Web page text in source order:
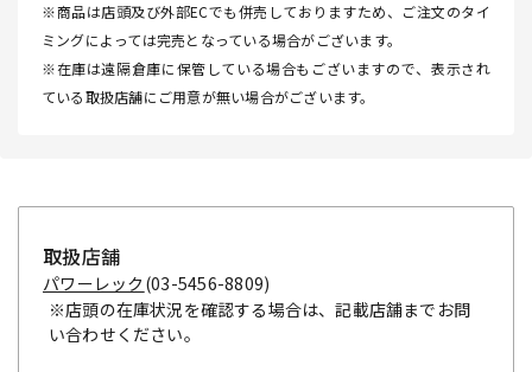
※商品は店頭及び外部ECでも併売しておりますため、ご注文のタイ
ミングによっては完売となっている場合がございます。
※在庫は遠隔倉庫に保管している場合もございますので、表示され
ている取扱店舗にご用意が無い場合がございます。
取扱店舗
パワーレック (03-5456-8809)
※店頭の在庫状況を確認する場合は、記載店舗までお問
い合わせください。